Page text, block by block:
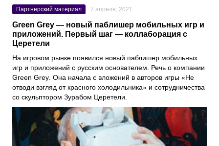
Партнерский материал 7 апреля, 2021
Green Grey — новый паблишер мобильных игр и
приложений. Первый шаг — коллаборация с
Церетели
На игровом рынке появился новый паблишер мобильных
игр и приложений с русским основателем. Речь о компании
Green Grey . Она начала с вложений в авторов игры «Не
отводи взгляд от красного холодильника» и сотрудничества
со скульптором Зурабом Церетели